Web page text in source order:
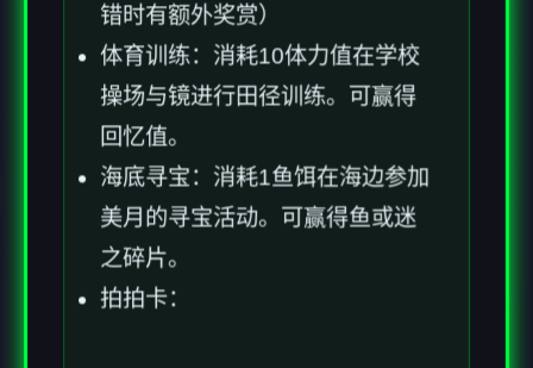
错时有额外奖赏）
体育训练：消耗10体力值在学校
操场与镜进行田径训练。可赢得
回忆值。
海底寻宝：消耗1鱼饵在海边参加
美月的寻宝活动。可赢得鱼或迷
之碎片。
拍拍卡：